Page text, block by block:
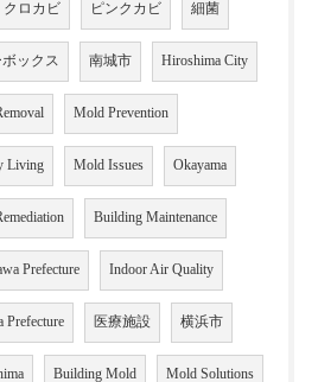
クロカビ ピンクカビ 細菌
ックス 南城市 Hiroshima City
Mold Prevention
Living Mold Issues Okayama
Building Maintenance
Prefecture Indoor Air Quality
Prefecture 医療施設 横浜市
Building Mold Mold Solutions